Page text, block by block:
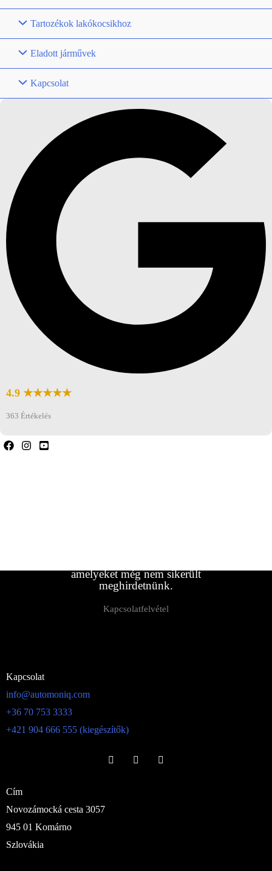
Tartozékok lakókocsikhoz
Eladott járművek
Kapcsolat
4.9 ★★★★★
363 Értékelés
amelyeket még nem sikerült
meghirdetnünk.
Kapcsolatfelvétel
Kapcsolat
info@automoniq.com
+36 70 753 3333
+421 904 666 555 (kiegészítők)
Cím
Novozámocká cesta 3057
945 01 Komárno
Szlovákia